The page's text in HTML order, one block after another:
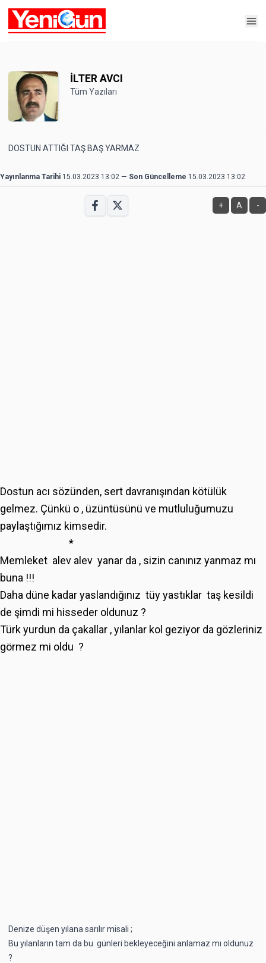
İLTER AVCI
Tüm Yazıları
DOSTUN ATTIĞI TAŞ BAŞ YARMAZ
Yayınlanma Tarihi 15.03.2023 13:02 — Son Güncelleme 15.03.2023 13:02
+ A -
Dostun acı sözünden, sert davranışından kötülük
gelmez. Çünkü o , üzüntüsünü ve mutluluğumuzu
paylaştığımız kimsedir.
*
Memleket alev alev yanar da , sizin canınız yanmaz mı
buna !!!
Daha düne kadar yaslandığınız tüy yastıklar taş kesildi
de şimdi mi hisseder oldunuz ?
Türk yurdun da çakallar , yılanlar kol geziyor da gözleriniz
görmez mi oldu ?
Denize düşen yılana sarılır misali ;
Bu yılanların tam da bu günleri bekleyeceğini anlamaz mı oldunuz
?